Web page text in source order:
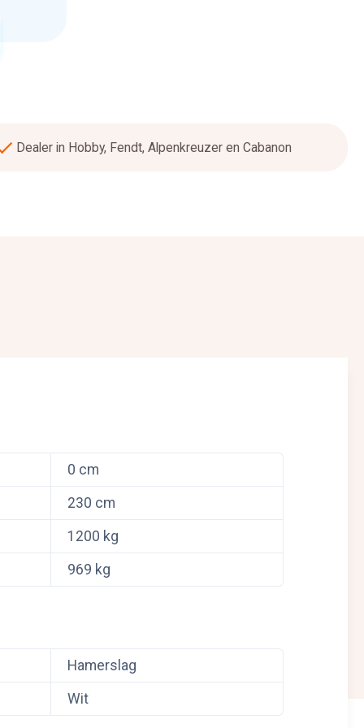
Dealer in Hobby, Fendt, Alpenkreuzer en Cabanon
0 cm
230 cm
1200 kg
969 kg
Hamerslag
Wit